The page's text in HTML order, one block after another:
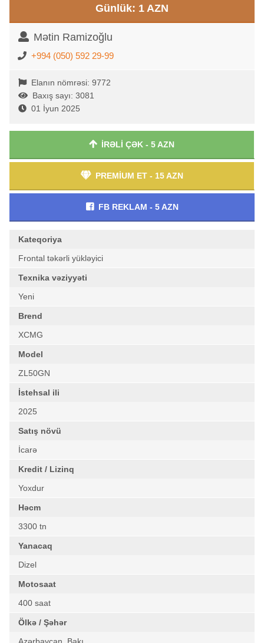
Günlük: 1 AZN
Mətin Ramizoğlu
+994 (050) 592 29-99
Elanın nömrəsi: 9772
Baxış sayı: 3081
01 İyun 2025
İRƏLİ ÇƏK - 5 AZN
PREMİUM ET - 15 AZN
FB REKLAM - 5 AZN
Kateqoriya
Frontal təkərli yükləyici
Texnika vəziyyəti
Yeni
Brend
XCMG
Model
ZL50GN
İstehsal ili
2025
Satış növü
İcarə
Kredit / Lizinq
Yoxdur
Həcm
3300 tn
Yanacaq
Dizel
Motosaat
400 saat
Ölkə / Şəhər